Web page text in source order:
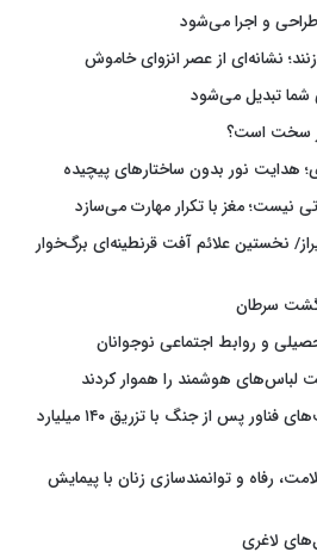
طراحی و اجرا می‌شود
نشانه‌ای از عصر انزوای خاموش
شما تبدیل می‌شود
سخت است؟
هدایت نور بدون ساختارهای پیچیده
مغز با تکرار مهارت می‌سازد
نخستین علائم آفت قرنطینه‌ای برگ‌خوار
سرطان
و روابط اجتماعی نوجوانان
لباس‌های هوشمند را هموار کردند
مهار موج تعدیل نیروی شرکت‌های فناور پس از جنگ با تزریق ۱۴۰ میلیارد
رفاه و توانمندسازی زنان با پیمایش
لاغری